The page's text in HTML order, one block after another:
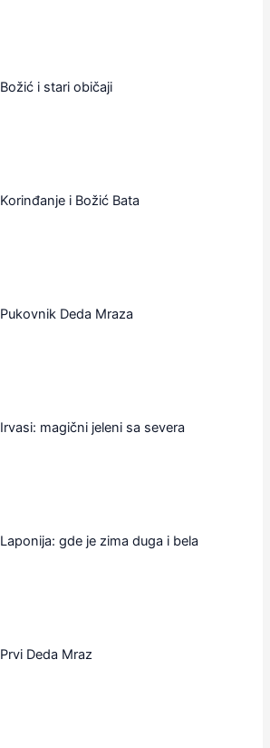
Božić i stari običaji
Korinđanje i Božić Bata
Pukovnik Deda Mraza
Irvasi: magični jeleni sa severa
Laponija: gde je zima duga i bela
Prvi Deda Mraz